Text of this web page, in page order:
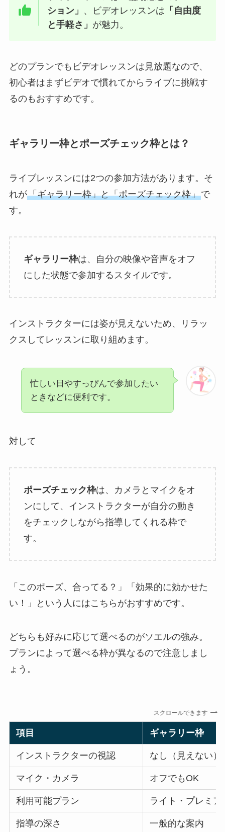
ション」 、ビデオレッスンは 「自由度
と手軽さ」 が魅力。
どのプランでもビデオレッスンは見放題なので、
初心者はまずビデオで慣れてからライブに挑戦す
るのもおすすめです。
ギャラリー枠とポーズチェック枠とは？
ライブレッスンには2つの参加方法があります。そ
れが「ギャラリー枠」と「ポーズチェック枠」で
す。
ギャラリー枠は、自分の映像や音声をオフ
にした状態で参加するスタイルです。
インストラクターには姿が見えないため、リラッ
クスしてレッスンに取り組めます。
忙しい日やすっぴんで参加したい
ときなどに便利です。
対して
ポーズチェック枠は、カメラとマイクをオ
ンにして、インストラクターが自分の動き
をチェックしながら指導してくれる枠で
す。
「このポーズ、合ってる？」「効果的に効かせた
い！」という人にはこちらがおすすめです。
どちらも好みに応じて選べるのがソエルの強み。
プランによって選べる枠が異なるので注意しまし
ょう。
スクロールできます
項目 ギャラリー枠
インストラクターの視認 なし（見えない）
マイク・カメラ オフでもOK
利用可能プラン ライト・プレミア
指導の深さ 一般的な案内